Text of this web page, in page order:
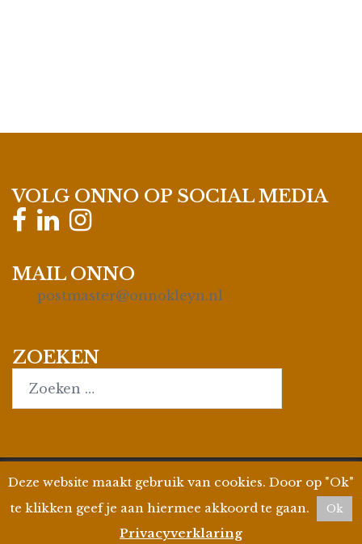
VOLG ONNO OP SOCIAL MEDIA
MAIL ONNO
postmaster@onnokleyn.nl
ZOEKEN
Search…
© 2026Onno Kleyn| Site byWPman4U|
Privacyverklaring| KvK 35019695 | BTW ID
Deze website maakt gebruik van cookies. Door op "Ok"
te klikken geef je aan hiermee akkoord te gaan.
Ok
Privacyverklaring